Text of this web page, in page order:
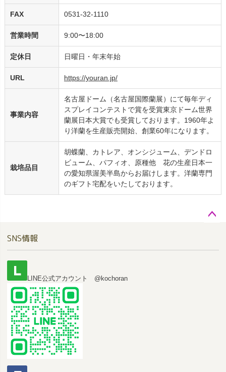
FAX 0531-32-1110
営業時間 9:00〜18:00
定休日 日曜日・年末年始
URL https://youran.jp/
事業内容
名古屋ドーム（名古屋国際蘭展）にて毎年ディ
スプレイコンテストで賞を受賞東京ドーム世界
蘭展日本大賞でも受賞しております。1960年よ
り洋蘭を生産販売開始、創業60年になります。
栽培品目
胡蝶蘭、カトレア、オンシジューム、デンドロ
ビューム、パフィオ、原種他 花の生産日本一
の愛知県渥美半島からお届けします。洋蘭専門
のギフト宅配をいたしております。
ップ
SNS情報
LINE公式アカウント @kochoran